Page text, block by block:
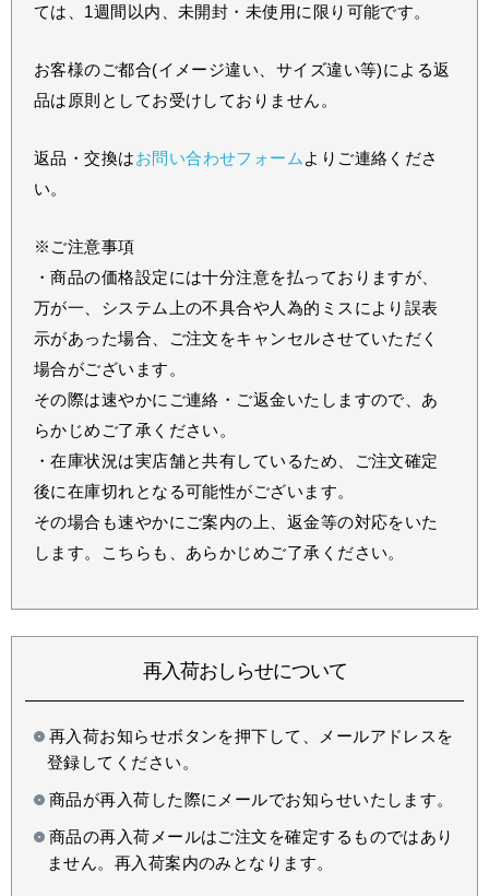
ては、1週間以内、未開封・未使用に限り可能です。
お客様のご都合(イメージ違い、サイズ違い等)による返
品は原則としてお受けしておりません。
返品・交換はお問い合わせフォーム よりご連絡くださ
い。
※ご注意事項
・商品の価格設定には十分注意を払っておりますが、
万が一、システム上の不具合や人為的ミスにより誤表
示があった場合、ご注文をキャンセルさせていただく
場合がございます。
その際は速やかにご連絡・ご返金いたしますので、あ
らかじめご了承ください。
・在庫状況は実店舗と共有しているため、ご注文確定
後に在庫切れとなる可能性がございます。
その場合も速やかにご案内の上、返金等の対応をいた
します。こちらも、あらかじめご了承ください。
再入荷おしらせについて
再入荷お知らせボタンを押下して、メールアドレスを
登録してください。
商品が再入荷した際にメールでお知らせいたします。
商品の再入荷メールはご注文を確定するものではあり
ません。再入荷案内のみとなります。